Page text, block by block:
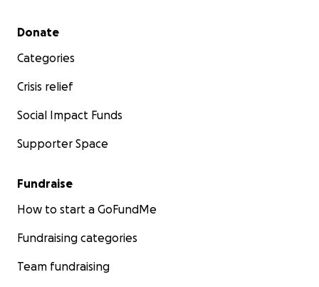
Secondary menu
Donate
Categories
Crisis relief
Social Impact Funds
Supporter Space
Fundraise
How to start a GoFundMe
Fundraising categories
Team fundraising